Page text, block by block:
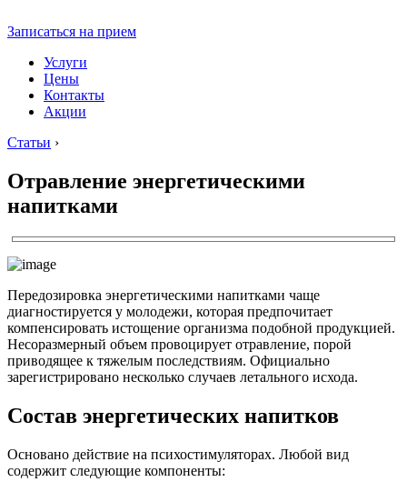
Записаться на прием
Услуги
Цены
Контакты
Акции
Статьи ›
Отравление энергетическими
напитками
Передозировка энергетическими напитками чаще
диагностируется у молодежи, которая предпочитает
компенсировать истощение организма подобной продукцией.
Несоразмерный объем провоцирует отравление, порой
приводящее к тяжелым последствиям. Официально
зарегистрировано несколько случаев летального исхода.
Состав энергетических напитков
Основано действие на психостимуляторах. Любой вид
содержит следующие компоненты: